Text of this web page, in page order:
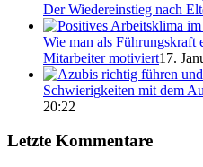
Der Wiedereinstieg nach
Wie man als Führungskraft
Mitarbeiter motiviert17.
Schwierigkeiten mit dem
20:22
Letzte Kommentare